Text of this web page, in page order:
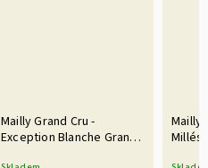
Mailly Grand Cru -
Exception Blanche Grand
Mailly